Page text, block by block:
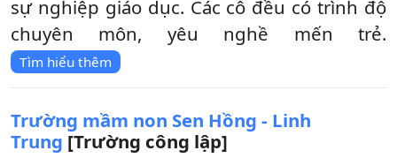
sự nghiệp giáo dục. Các cô đều có trình độ
chuyên môn, yêu nghề mến trẻ.
Tìm hiểu thêm
Trường mầm non Sen Hồng - Linh
Trung [Trường công lập]